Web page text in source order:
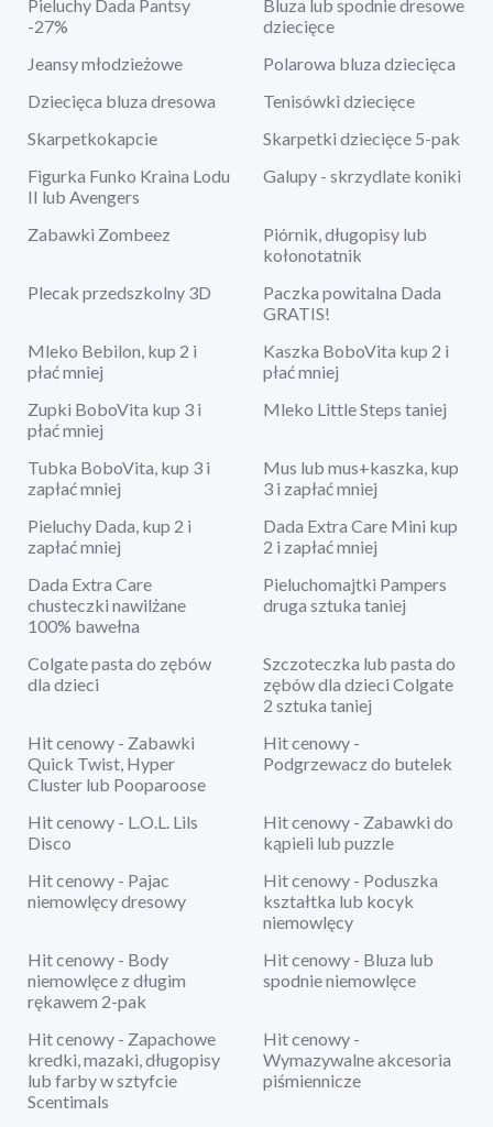
Pieluchy Dada Pantsy
-27%
Bluza lub spodnie dresowe
dziecięce
Jeansy młodzieżowe
Polarowa bluza dziecięca
Dziecięca bluza dresowa
Tenisówki dziecięce
Skarpetkokapcie
Skarpetki dziecięce 5-pak
Figurka Funko Kraina Lodu
II lub Avengers
Galupy - skrzydlate koniki
Zabawki Zombeez
Piórnik, długopisy lub
kołonotatnik
Plecak przedszkolny 3D
Paczka powitalna Dada
GRATIS!
Mleko Bebilon, kup 2 i
płać mniej
Kaszka BoboVita kup 2 i
płać mniej
Zupki BoboVita kup 3 i
płać mniej
Mleko Little Steps taniej
Tubka BoboVita, kup 3 i
zapłać mniej
Mus lub mus+kaszka, kup
3 i zapłać mniej
Pieluchy Dada, kup 2 i
zapłać mniej
Dada Extra Care Mini kup
2 i zapłać mniej
Dada Extra Care
chusteczki nawilżane
100% bawełna
Pieluchomajtki Pampers
druga sztuka taniej
Colgate pasta do zębów
dla dzieci
Szczoteczka lub pasta do
zębów dla dzieci Colgate
2 sztuka taniej
Hit cenowy - Zabawki
Quick Twist, Hyper
Cluster lub Pooparoose
Hit cenowy -
Podgrzewacz do butelek
Hit cenowy - L.O.L. Lils
Disco
Hit cenowy - Zabawki do
kąpieli lub puzzle
Hit cenowy - Pajac
niemowlęcy dresowy
Hit cenowy - Poduszka
kształtka lub kocyk
niemowlęcy
Hit cenowy - Body
niemowlęce z długim
rękawem 2-pak
Hit cenowy - Bluza lub
spodnie niemowlęce
Hit cenowy - Zapachowe
kredki, mazaki, długopisy
lub farby w sztyfcie
Scentimals
Hit cenowy -
Wymazywalne akcesoria
piśmiennicze